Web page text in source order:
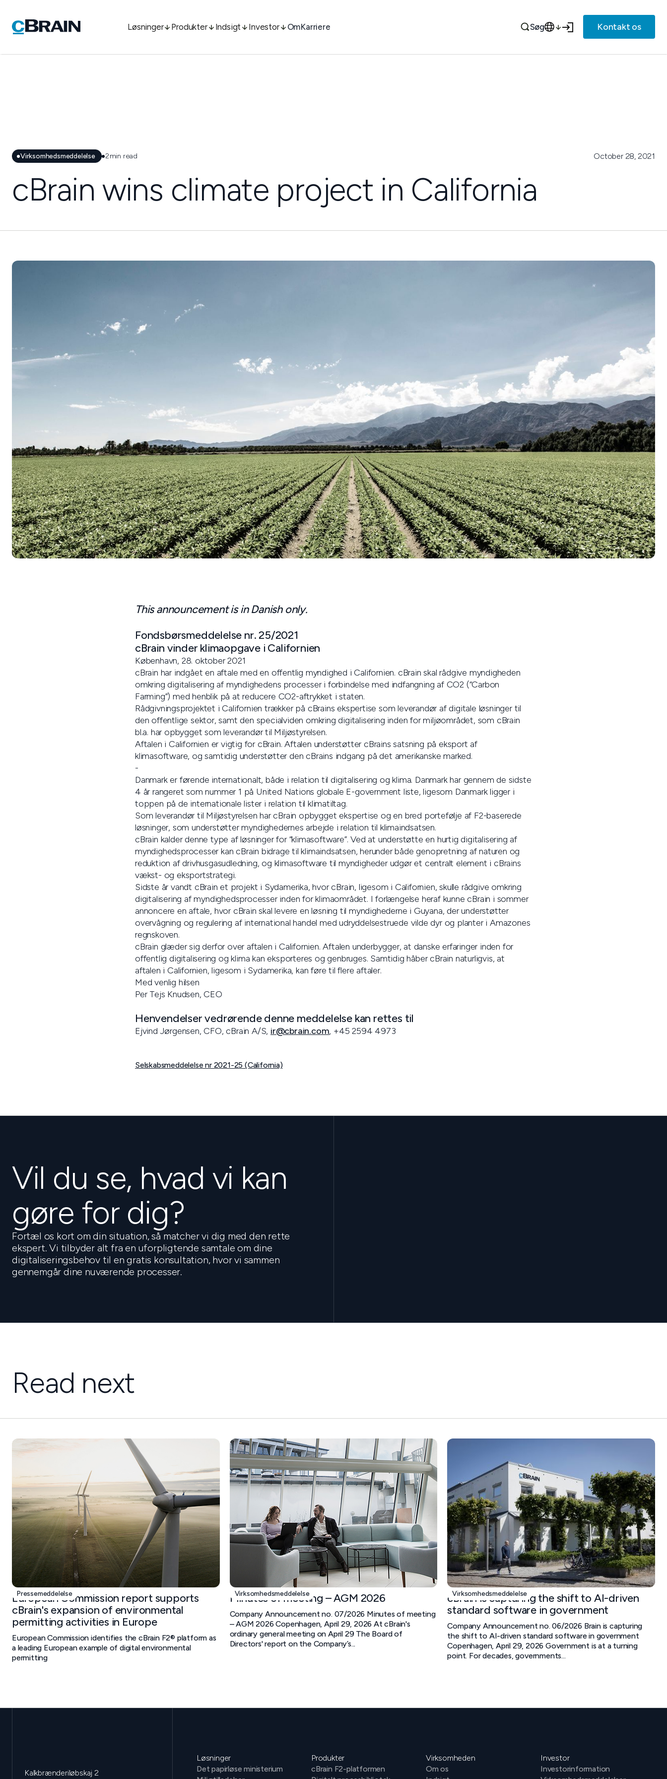
Løsninger Produkter Indsigt Investor OmKarriere Søg Kontakt os
Virksomhedsmeddelelse 2min read October 28, 2021
cBrain wins climate project in California
This announcement is in Danish only.
Fondsbørsmeddelelse nr. 25/2021
cBrain vinder klimaopgave i Californien
København, 28. oktober 2021
cBrain har indgået en aftale med en offentlig myndighed i Californien. cBrain skal rådgive myndigheden
omkring digitalisering af myndighedens processer i forbindelse med indfangning af CO2 (“Carbon
Farming”) med henblik på at reducere CO2-aftrykket i staten.
Rådgivningsprojektet i Californien trækker på cBrains ekspertise som leverandør af digitale løsninger til
den offentlige sektor, samt den specialviden omkring digitalisering inden for miljøområdet, som cBrain
bl.a. har opbygget som leverandør til Miljøstyrelsen.
Aftalen i Californien er vigtig for cBrain. Aftalen understøtter cBrains satsning på eksport af
klimasoftware, og samtidig understøtter den cBrains indgang på det amerikanske marked.
-
Danmark er førende internationalt, både i relation til digitalisering og klima. Danmark har gennem de sidste
4 år rangeret som nummer 1 på United Nations globale E-government liste, ligesom Danmark ligger i
toppen på de internationale lister i relation til klimatiltag.
Som leverandør til Miljøstyrelsen har cBrain opbygget ekspertise og en bred portefølje af F2-baserede
løsninger, som understøtter myndighedernes arbejde i relation til klimaindsatsen.
cBrain kalder denne type af løsninger for “klimasoftware”. Ved at understøtte en hurtig digitalisering af
myndighedsprocesser kan cBrain bidrage til klimaindsatsen, herunder både genopretning af naturen og
reduktion af drivhusgasudledning, og klimasoftware til myndigheder udgør et centralt element i cBrains
vækst- og eksportstrategi.
Sidste år vandt cBrain et projekt i Sydamerika, hvor cBrain, ligesom i Californien, skulle rådgive omkring
digitalisering af myndighedsprocesser inden for klimaområdet. I forlængelse heraf kunne cBrain i sommer
annoncere en aftale, hvor cBrain skal levere en løsning til myndighederne i Guyana, der understøtter
overvågning og regulering af international handel med udryddelsestruede vilde dyr og planter i Amazones
regnskoven.
cBrain glæder sig derfor over aftalen i Californien. Aftalen underbygger, at danske erfaringer inden for
offentlig digitalisering og klima kan eksporteres og genbruges. Samtidig håber cBrain naturligvis, at
aftalen i Californien, ligesom i Sydamerika, kan føre til flere aftaler.
Med venlig hilsen
Per Tejs Knudsen, CEO
Henvendelser vedrørende denne meddelelse kan rettes til
Ejvind Jørgensen, CFO, cBrain A/S, ir@cbrain.com, +45 2594 4973
Selskabsmeddelelse nr 2021-25 (California)
Vil du se, hvad vi kan
gøre for dig?
Fortæl os kort om din situation, så matcher vi dig med den rette
ekspert. Vi tilbyder alt fra en uforpligtende samtale om dine
digitaliseringsbehov til en gratis konsultation, hvor vi sammen
gennemgår dine nuværende processer.
Read next
Pressemeddelelse
European Commission report supports
cBrain's expansion of environmental
permitting activities in Europe
European Commission identifies the cBrain F2® platform as
a leading European example of digital environmental
permitting
Virksomhedsmeddelelse
Minutes of meeting – AGM 2026
Company Announcement no. 07/2026 Minutes of meeting
– AGM 2026 Copenhagen, April 29, 2026 At cBrain's
ordinary general meeting on April 29 The Board of
Directors' report on the Company’s...
Virksomhedsmeddelelse
cBrain is capturing the shift to AI-driven
standard software in government
Company Announcement no. 06/2026 Brain is capturing
the shift to AI-driven standard software in government
Copenhagen, April 29, 2026 Government is at a turning
point. For decades, governments...
Kalkbrænderiløbskaj 2
Løsninger
Det papirløse ministerium
Produkter
cBrain F2-platformen
Virksomheden
Om os
Investor
Investorinformation